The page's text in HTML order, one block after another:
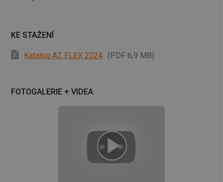
KE STAŽENÍ
Katalog AZ FLEX 2024 (PDF 6,9 MB)
FOTOGALERIE + VIDEA